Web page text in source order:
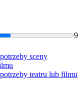
9
sceny
teatru lub filmu